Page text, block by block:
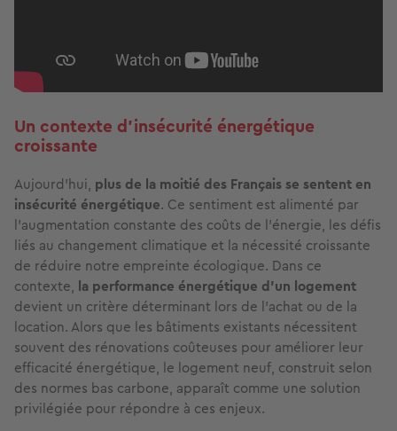
Un contexte d'insécurité énergétique
croissante
Aujourd'hui, plus de la moitié des Français se sentent en
insécurité énergétique. Ce sentiment est alimenté par
l'augmentation constante des coûts de l'énergie, les défis
liés au changement climatique et la nécessité croissante
de réduire notre empreinte écologique. Dans ce
contexte, la performance énergétique d'un logement
devient un critère déterminant lors de l'achat ou de la
location. Alors que les bâtiments existants nécessitent
souvent des rénovations coûteuses pour améliorer leur
efficacité énergétique, le logement neuf, construit selon
des normes bas carbone, apparaît comme une solution
privilégiée pour répondre à ces enjeux.